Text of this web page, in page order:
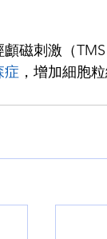
磁刺激（
症 ，增加細胞